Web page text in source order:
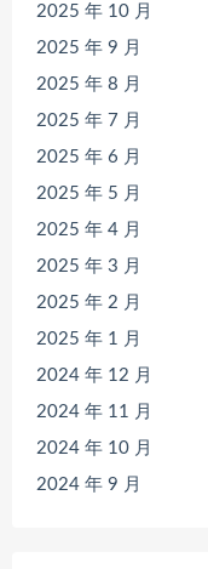
2025 年 10 月
2025 年 9 月
2025 年 8 月
2025 年 7 月
2025 年 6 月
2025 年 5 月
2025 年 4 月
2025 年 3 月
2025 年 2 月
2025 年 1 月
2024 年 12 月
2024 年 11 月
2024 年 10 月
2024 年 9 月